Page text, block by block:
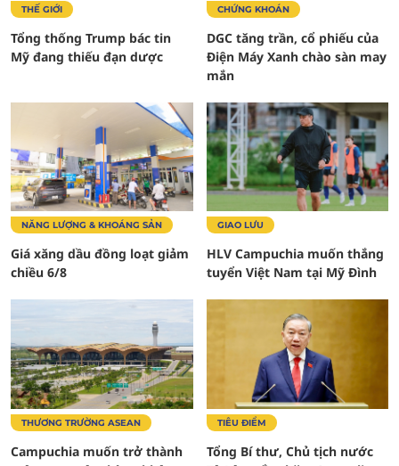
THẾ GIỚI
Tổng thống Trump bác tin
Mỹ đang thiếu đạn dược
CHỨNG KHOÁN
DGC tăng trần, cổ phiếu của
Điện Máy Xanh chào sàn may
mắn
NĂNG LƯỢNG & KHOÁNG SẢN
Giá xăng dầu đồng loạt giảm
chiều 6/8
GIAO LƯU
HLV Campuchia muốn thắng
tuyển Việt Nam tại Mỹ Đình
THƯƠNG TRƯỜNG ASEAN
Campuchia muốn trở thành
TIÊU ĐIỂM
Tổng Bí thư, Chủ tịch nước